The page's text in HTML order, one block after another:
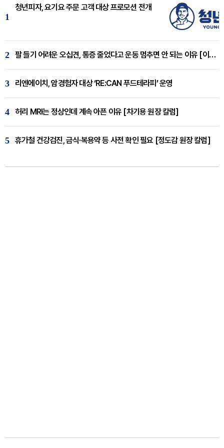
1
청년피자, 요기요 주문 고객 대상 프로모션 전개
2 팔 들기 어려운 오십견, 통증 줄었다고 운동 멈추면 안 되는 이유 [이병욱 원장 칼럼]
3 리엔에이치, 암경험자 대상 ‘RE:CAN 푸드테라피’ 운영
4 허리 MRI는 정상인데 계속 아픈 이유 [차기용 원장 칼럼]
5 휴가철 건강검진, 금식·복용약 등 사전 확인 필요 [정도감 원장 칼럼]